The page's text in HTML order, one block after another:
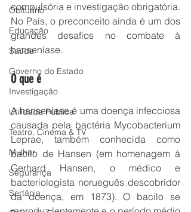
Obituário
Educação
Saúde
Governo do Estado
Investigação
Utilidade Pública
Teatro, Cinema & TV
Mulher
Segurança
Sertânia
compulsória e investigação obrigatória.
No País, o preconceito ainda é um dos
grandes desafios no combate à
hanseníase.
O que é
A hanseníase é uma doença infecciosa
causada pela bactéria Mycobacterium
Leprae, também conhecida como
bacilo de Hansen (em homenagem à
Gerhard Hansen, o médico e
bacteriologista norueguês descobridor
da doença, em 1873). O bacilo se